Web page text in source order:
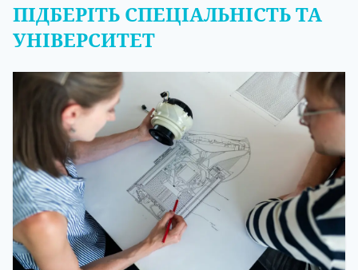
ПІДБЕРІТЬ СПЕЦІАЛЬНІСТЬ ТА
УНІВЕРСИТЕТ